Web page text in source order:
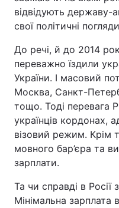
відвідують державу-
свої політичні
До речі, й до 2014
переважно їздили
України. І масовий
Москва, Санкт-
тощо. Тоді перевага
українців кордонах,
візовий режим. Крім
мовного бар’єра та
зарплати.
Та чи справді в
Мінімальна зарплата